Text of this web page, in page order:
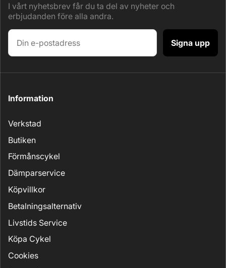
I vårt nyhetsbrev får du ta del av nyheter och
erbjudanden före alla andra.
Signa upp
Information
Verkstad
Butiken
Förmånscykel
Dämparservice
Köpvillkor
Betalningsalternativ
Livstids Service
Köpa Cykel
Cookies